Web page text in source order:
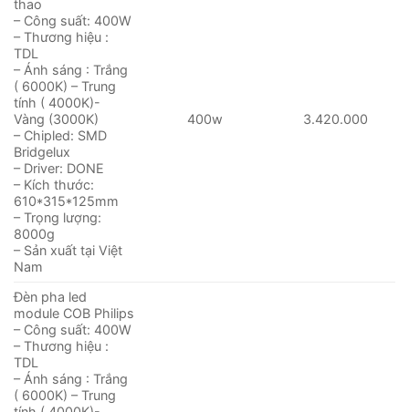
thao
– Công suất: 400W
– Thương hiệu :
TDL
– Ánh sáng : Trắng
( 6000K) – Trung
tính ( 4000K)-
Vàng (3000K)
– Chipled: SMD
Bridgelux
– Driver: DONE
– Kích thước:
610*315*125mm
– Trọng lượng:
8000g
– Sản xuất tại Việt
Nam
400w 3.420.000
Đèn pha led
module COB Philips
– Công suất: 400W
– Thương hiệu :
TDL
– Ánh sáng : Trắng
( 6000K) – Trung